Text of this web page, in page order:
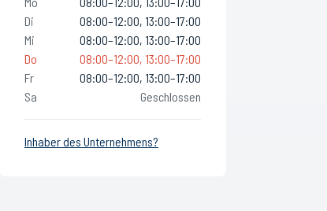
Di
08:00–12:00, 13:00–17:00
Mi
08:00–12:00, 13:00–17:00
Do
08:00–12:00, 13:00–17:00
Fr
08:00–12:00, 13:00–17:00
Sa
Geschlossen
Inhaber des Unternehmens?